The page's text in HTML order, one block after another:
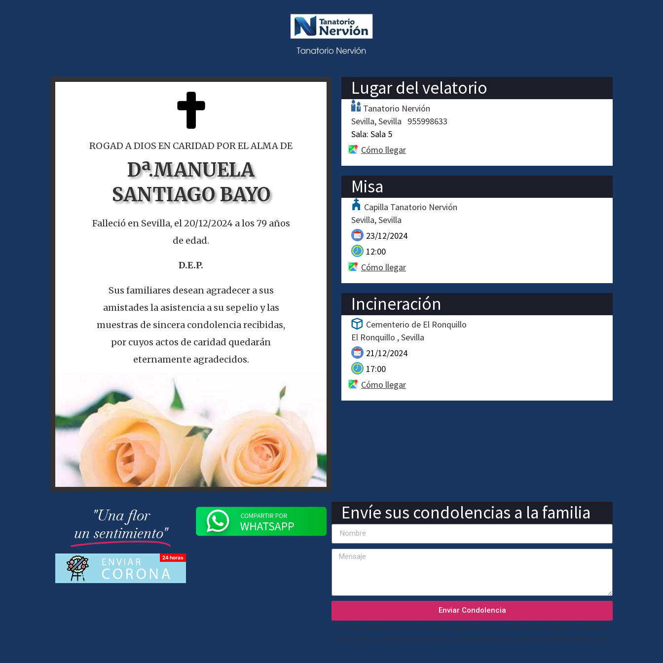
ROGAD A DIOS EN CARIDAD POR EL ALMA DE
Dª.MANUELA
SANTIAGO BAYO
Falleció en Sevilla, el 20/12/2024 a los 79 años
de edad.
D.E.P.
Sus familiares desean agradecer a sus
amistades la asistencia a su sepelio y las
muestras de sincera condolencia recibidas,
por cuyos actos de caridad quedarán
eternamente agradecidos.
Lugar del velatorio
Tanatorio Nervión
Sevilla Sevilla
955998633
Sala: Sala 5
Cómo llegar
Misa
Capilla Tanatorio Nervión
Sevilla Sevilla
23/12/2024
12:00
Cómo llegar
Incineración
Cementerio de El Ronquillo
El Ronquillo Sevilla
21/12/2024
17:00
Cómo llegar
"Una flor
un sentimiento"
Envíe sus condolencias a la familia
Enviar Condolencia
“Desde el grupo Fuascen, queremos agradecer la confianza depositada en nuestro
equipo, y enviar nuestras más sinceras condolencias quedando a su entera disposición”